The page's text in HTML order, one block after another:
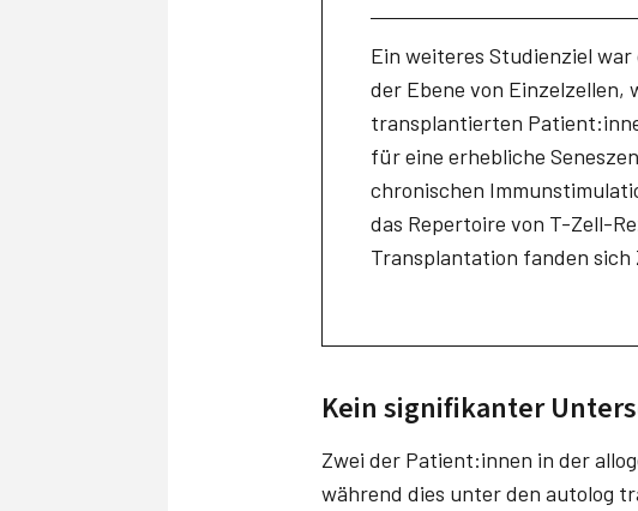
Ein weiteres Studienziel
der Ebene von Einzelzellen,
transplantierten
für eine erhebliche
chronischen
das Repertoire von T-Zell-
Transplantation fanden
Kein signifikanter
Zwei der Patient:innen in der
während dies unter den autolog